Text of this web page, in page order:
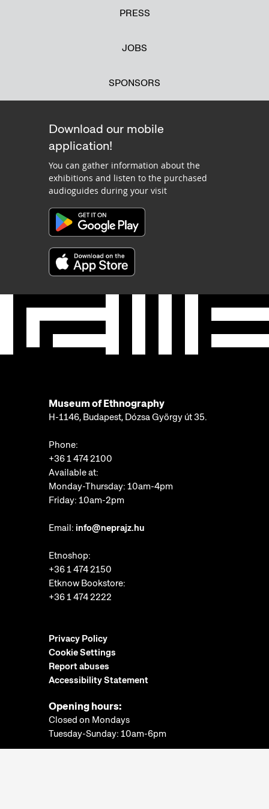
PRESS
JOBS
SPONSORS
Download our mobile
application!
You can gather information about the
exhibitions and listen to the purchased
audioguides during your visit
Museum of Ethnography
H-1146, Budapest, Dózsa György út 35.
Phone:
+36 1 474 2100
Available at:
Monday-Thursday: 10am-4pm
Friday: 10am-2pm
Email: info@neprajz.hu
Etnoshop:
+36 1 474 2150
Etknow Bookstore:
+36 1 474 2222
Privacy Policy
Cookie Settings
Report abuses
Accessibility Statement
Opening hours:
Closed on Mondays
Tuesday-Sunday: 10am-6pm